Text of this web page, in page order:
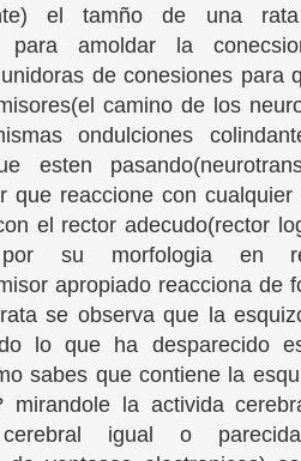
el tamño de una
para amoldar la
de conesiones para
camino de los
ondulciones
esten
que reaccione con cualquier
el rector adecudo(rector
su morfologia en
apropiado reacciona de
se observa que la
lo que ha desparecido
sabes que contiene la
mirandole la activida
igual o